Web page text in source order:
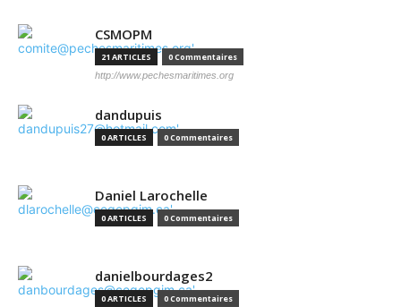
CSMOPM
21 ARTICLES 0 Commentaires
http://www.pechesmaritimes.org
dandupuis
0 ARTICLES 0 Commentaires
Daniel Larochelle
0 ARTICLES 0 Commentaires
danielbourdages2
0 ARTICLES 0 Commentaires